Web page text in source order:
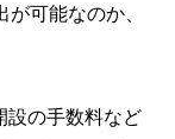
可能なのか、
設の手数料など